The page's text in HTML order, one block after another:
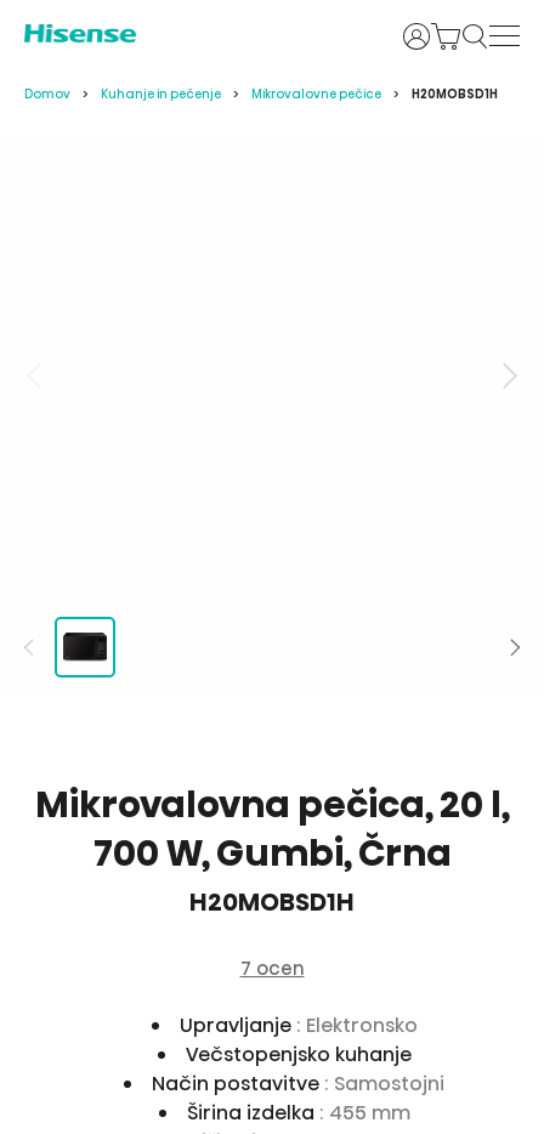
Prijava
Domov Kuhanje in pečenje Mikrovalovne pečice H20MOBSD1H
Mikrovalovna pečica, 20 l,
700 W, Gumbi, Črna
H20MOBSD1H
7 ocen
Upravljanje : Elektronsko
Večstopenjsko kuhanje
Način postavitve : Samostojni
Širina izdelka : 455 mm